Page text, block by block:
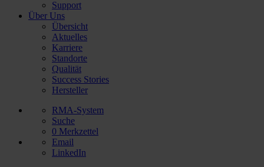
Support
Über Uns
Übersicht
Aktuelles
Karriere
Standorte
Qualität
Success Stories
Hersteller
RMA-System
Suche
0 Merkzettel
Email
LinkedIn